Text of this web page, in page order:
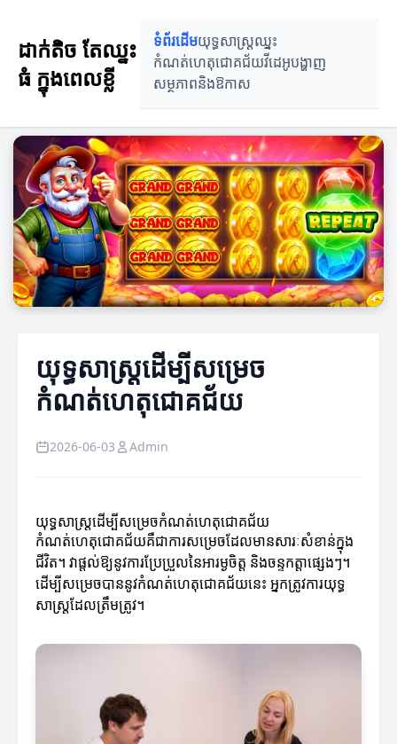
ដាក់តិច តែឈ្នះ
ធំ ក្នុងពេលខ្លី
ទំព័រដើមយុទ្ធសាស្រ្តឈ្នះ
កំណត់ហេតុជោគជ័យវីដេអូបង្ហាញ
សម្ថភាពនិងឱកាស
យុទ្ធសាស្ត្រដើម្បីសម្រេច
កំណត់ហេតុជោគជ័យ
2026-06-03 Admin
យុទ្ធសាស្ត្រដើម្បីសម្រេចកំណត់ហេតុជោគជ័យ
កំណត់ហេតុជោគជ័យគឺជាការសម្រេចដែលមានសារៈសំខាន់ក្នុង
ជីវិត។ វាផ្តល់ឱ្យនូវការប្រែប្រួលនៃអារម្ងចិត្ត និងចន្ទកត្តាផ្សេងៗ។
ដើម្បីសម្រេចបាននូវកំណត់ហេតុជោគជ័យនេះ អ្នកត្រូវការយុទ្ធ
សាស្ត្រដែលត្រឹមត្រូវ។